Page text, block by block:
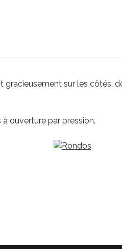
sur les côtés,
ouverture par pression.